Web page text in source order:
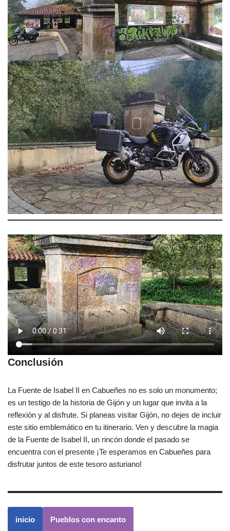
Conclusión
La Fuente de Isabel II en Cabueñes no es solo un monumento;
es un testigo de la historia de Gijón y un lugar que invita a la
reflexión y al disfrute. Si planeas visitar Gijón, no dejes de incluir
este sitio emblemático en tu itinerario. Ven y descubre la magia
de la Fuente de Isabel II, un rincón donde el pasado se
encuentra con el presente ¡Te esperamos en Cabueñes para
disfrutar juntos de este tesoro asturiano!
inicio Pueblos con encanto